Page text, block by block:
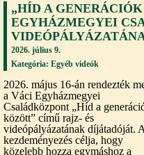
„HÍD A
EGYHÁZMEGYEI
2026. július 9.
Kategória: Egyéb videók
2026. május 16-án rendezték
a Váci Egyházmegyei
Családközpont „Híd a
között” című rajz- és
videópályázatának díjátadóját. A
kezdeményezés célja, hogy
közelebb hozza egymáshoz a